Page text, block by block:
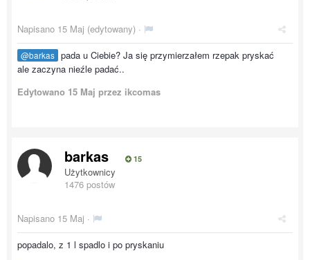
Napisano 15 Maj (edytowany) ·
@barkas pada u Ciebie? Ja się przymierzałem rzepak pryskać
ale zaczyna nieźle padać..
Edytowano 15 Maj przez ikcomas
barkas 15
Użytkownicy
1476 postów
Napisano 15 Maj ·
popadalo, z 1 l spadlo i po pryskaniu